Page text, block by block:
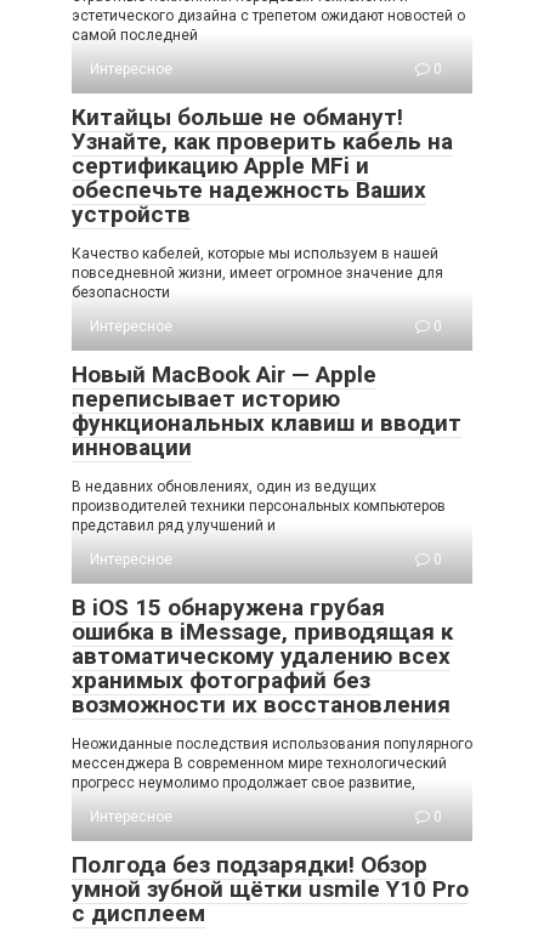
эстетического дизайна с трепетом ожидают новостей о
самой последней
Интересное
0
Китайцы больше не обманут!
Узнайте, как проверить кабель на
сертификацию Apple MFi и
обеспечьте надежность Ваших
устройств
Качество кабелей, которые мы используем в нашей
повседневной жизни, имеет огромное значение для
безопасности
Интересное
0
Новый MacBook Air — Apple
переписывает историю
функциональных клавиш и вводит
инновации
В недавних обновлениях, один из ведущих
производителей техники персональных компьютеров
представил ряд улучшений и
Интересное
0
В iOS 15 обнаружена грубая
ошибка в iMessage, приводящая к
автоматическому удалению всех
хранимых фотографий без
возможности их восстановления
Неожиданные последствия использования популярного
мессенджера В современном мире технологический
прогресс неумолимо продолжает свое развитие,
Интересное
0
Полгода без подзарядки! Обзор
умной зубной щётки usmile Y10 Pro
с дисплеем